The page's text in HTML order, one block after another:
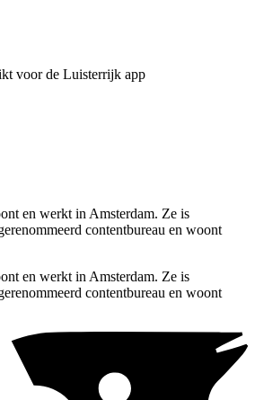
voor de Luisterrijk app
en werkt in Amsterdam. Ze is
contentbureau en woont
en werkt in Amsterdam. Ze is
contentbureau en woont